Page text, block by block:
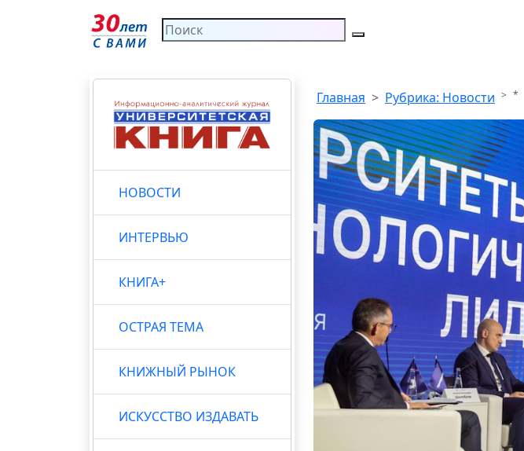
НОВОСТИ
ИНТЕРВЬЮ
КНИГА+
ОСТРАЯ ТЕМА
КНИЖНЫЙ РЫНОК
ИСКУССТВО ИЗДАВАТЬ
Главная Рубрика: Новости *